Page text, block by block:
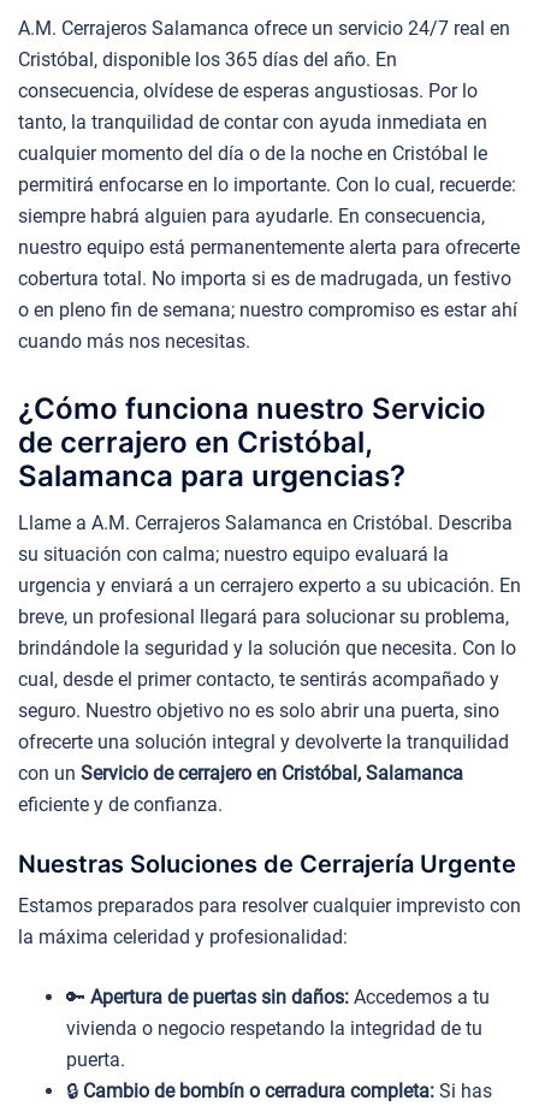
A.M. Cerrajeros Salamanca ofrece un servicio 24/7 real en
Cristóbal, disponible los 365 días del año. En
consecuencia, olvídese de esperas angustiosas. Por lo
tanto, la tranquilidad de contar con ayuda inmediata en
cualquier momento del día o de la noche en Cristóbal le
permitirá enfocarse en lo importante. Con lo cual, recuerde:
siempre habrá alguien para ayudarle. En consecuencia,
nuestro equipo está permanentemente alerta para ofrecerte
cobertura total. No importa si es de madrugada, un festivo
o en pleno fin de semana; nuestro compromiso es estar ahí
cuando más nos necesitas.
¿Cómo funciona nuestro Servicio
de cerrajero en Cristóbal,
Salamanca para urgencias?
Llame a A.M. Cerrajeros Salamanca en Cristóbal. Describa
su situación con calma; nuestro equipo evaluará la
urgencia y enviará a un cerrajero experto a su ubicación. En
breve, un profesional llegará para solucionar su problema,
brindándole la seguridad y la solución que necesita. Con lo
cual, desde el primer contacto, te sentirás acompañado y
seguro. Nuestro objetivo no es solo abrir una puerta, sino
ofrecerte una solución integral y devolverte la tranquilidad
con un Servicio de cerrajero en Cristóbal, Salamanca
eficiente y de confianza.
Nuestras Soluciones de Cerrajería Urgente
Estamos preparados para resolver cualquier imprevisto con
la máxima celeridad y profesionalidad:
🔑 Apertura de puertas sin daños: Accedemos a tu
vivienda o negocio respetando la integridad de tu
puerta.
🔒 Cambio de bombín o cerradura completa: Si has